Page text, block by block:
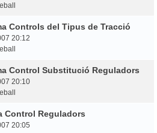
Controls del Tipus de Tracció
20:12
Control Substitució Reguladors
20:10
Control Reguladors
20:05